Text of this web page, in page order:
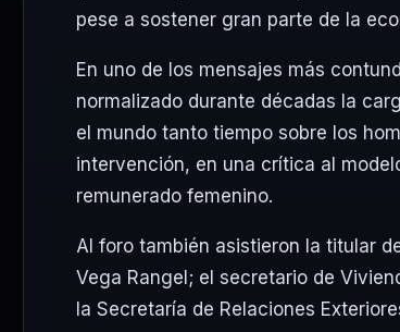
pese a sostener gran parte de la
En uno de los mensajes más
normalizado durante décadas la
el mundo tanto tiempo sobre los
intervención, en una crítica al
remunerado femenino.
Al foro también asistieron la titular
Vega Rangel; el secretario de
la Secretaría de Relaciones